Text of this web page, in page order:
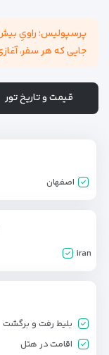
پرسپولیس؛ راویِ
جایی که هر سفر،
قیمت و تاریخ تور
اصفهان
iran
بلیط رفت و برگشت
اقامت در هتل